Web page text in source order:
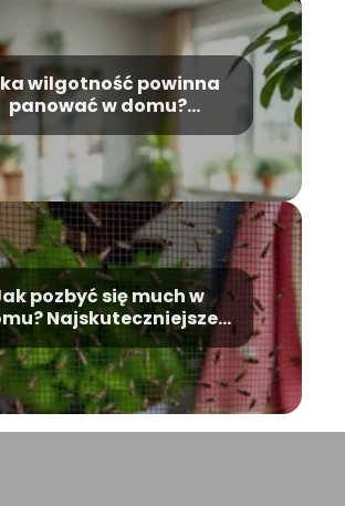
wilgotność powinna
panować w domu?
Optymalne wartości i
porady
pozbyć się much w
Najskuteczniejsze
radzenia sobie z
nimi